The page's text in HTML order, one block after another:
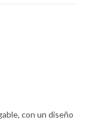
con un diseño